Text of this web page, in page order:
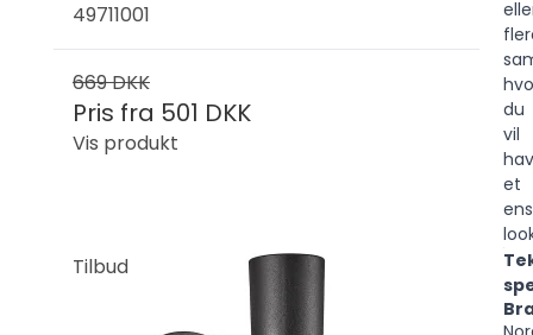
49711001
669 DKK
Pris fra 501 DKK
Vis produkt
Tilbud
du
vil
et